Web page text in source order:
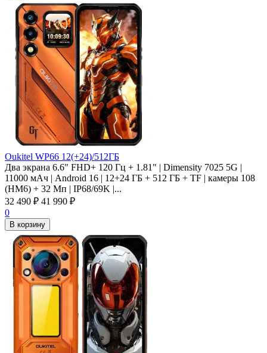
Oukitel WP66 12(+24)/512ГБ
Два экрана 6.6" FHD+ 120 Гц + 1.81" | Dimensity 7025 5G |
11000 мАч | Android 16 | 12+24 ГБ + 512 ГБ + TF | камеры 108
(HM6) + 32 Мп | IP68/69K |...
32 490 ₽ 41 990 ₽
0
В корзину